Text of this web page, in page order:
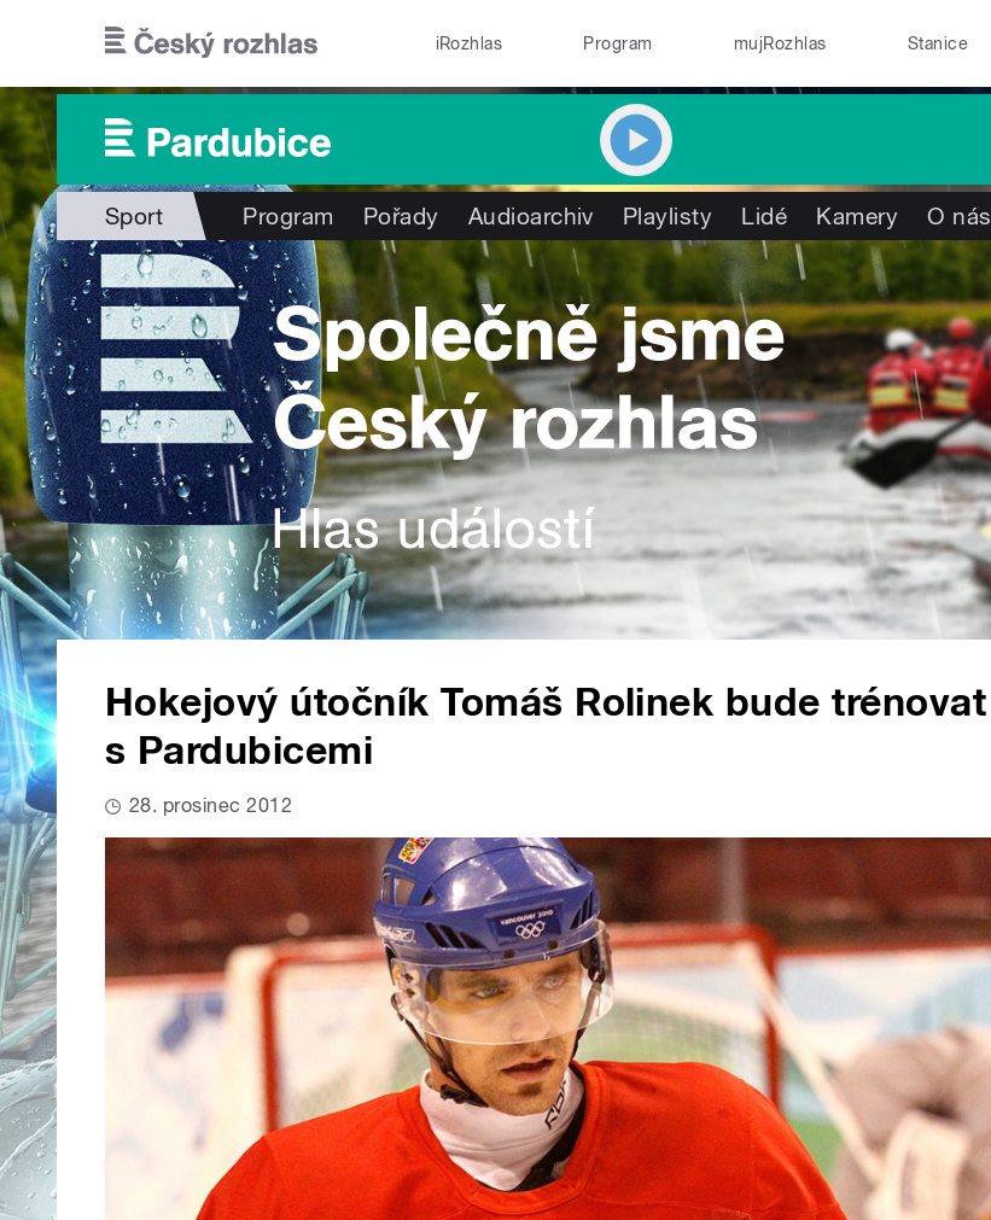
iRozhlas Program mujRozhlas Stanice
Sport Program Pořady Audioarchiv Playlisty Lidé Kamery O nás
Hokejový útočník Tomáš Rolinek bude trénovat
s Pardubicemi
28. prosinec 2012